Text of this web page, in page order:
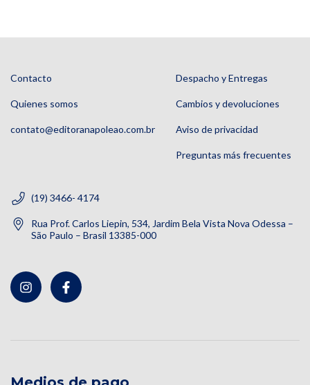
Contacto
Quienes somos
contato@editoranapoleao.com.br
Despacho y Entregas
Cambios y devoluciones
Aviso de privacidad
Preguntas más frecuentes
(19) 3466- 4174
Rua Prof. Carlos Liepin, 534, Jardim Bela Vista Nova Odessa –
São Paulo – Brasil 13385-000